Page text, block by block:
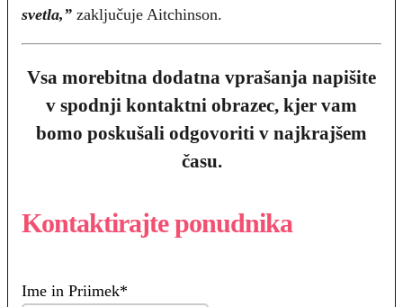
svetla,” zaključuje Aitchinson.
Vsa morebitna dodatna vprašanja napišite
v spodnji kontaktni obrazec, kjer vam
bomo poskušali odgovoriti v najkrajšem
času.
Kontaktirajte ponudnika
Ime in Priimek*